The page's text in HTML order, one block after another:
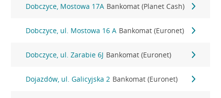
Dobczyce, Mostowa 17A Bankomat (Planet Cash)
Dobczyce, ul. Mostowa 16 A Bankomat (Euronet)
Dobczyce, ul. Zarabie 6J Bankomat (Euronet)
Dojazdów, ul. Galicyjska 2 Bankomat (Euronet)